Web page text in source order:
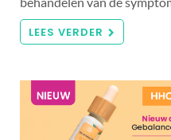
LEES VERDER